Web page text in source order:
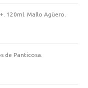
120ml. Mallo Agüero.
de Panticosa.